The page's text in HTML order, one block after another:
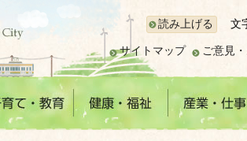
読み上げる 文
サイトマップ ご意見